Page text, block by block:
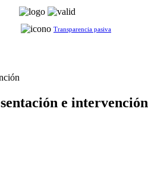
Transparencia pasiva
e intervención